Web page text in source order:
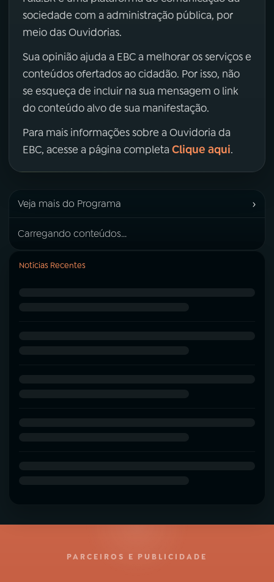
sociedade com a administração pública, por
meio das Ouvidorias.
Sua opinião ajuda a EBC a melhorar os serviços e
conteúdos ofertados ao cidadão. Por isso, não
se esqueça de incluir na sua mensagem o link
do conteúdo alvo de sua manifestação.
Para mais informações sobre a Ouvidoria da
EBC, acesse a página completa Clique aqui.
Veja mais do Programa ›
Carregando conteúdos...
Notícias Recentes
PARCEIROS E PUBLICIDADE